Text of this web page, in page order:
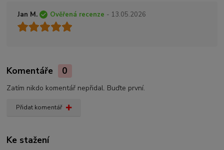
Jan M. Ověřená recenze - 13.05.2026
Komentáře 0
Zatím nikdo komentář nepřidal. Buďte první.
Přidat komentář
Ke stažení